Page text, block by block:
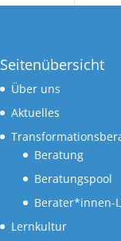
Seitenübersicht
Über uns
Aktuelles
Beratung
Beratungspool
Berater*innen-
Lernkultur